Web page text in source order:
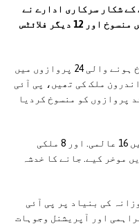
شکار سرکاری ادارے نے
کم از کم 24 ملکی اور عالمی پروازیں منسوخ اور 12 دیگر فلائٹس
کے مطابق منسوخ ہونے والی 24 پروازوں میں
اور 13 پروازیں اندرون ملک کی تھیں، پی آئی
پروازوں کو منسوخ کردیا
آج کے لیے منسوخ کی گئی. پروازوں میں 16 عالمی. اور 8 ملکی
موخر کیے. جانے کا خدشہ
کی بنیاد پر پی آئی
اور آپریشنل وجوہات